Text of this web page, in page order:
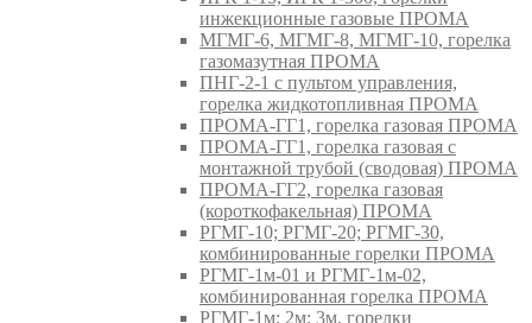
инжекционные газовые ПРОМА
МГМГ-6, МГМГ-8, МГМГ-10, горелка
газомазутная ПРОМА
ПНГ-2-1 с пультом управления,
горелка жидкотопливная ПРОМА
ПРОМА-ГГ1, горелка газовая ПРОМА
ПРОМА-ГГ1, горелка газовая с
монтажной трубой (сводовая) ПРОМА
ПРОМА-ГГ2, горелка газовая
(короткофакельная) ПРОМА
РГМГ-10; РГМГ-20; РГМГ-30,
комбинированные горелки ПРОМА
РГМГ-1м-01 и РГМГ-1м-02,
комбинированная горелка ПРОМА
РГМГ-1м; 2м; 3м, горелки